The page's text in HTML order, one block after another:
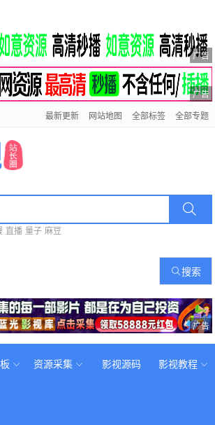
广告
广告
最新更新 网站地图 全部标签 全部专题
直播 量子 麻豆
搜索
广告
资源采集 影视源码 影视教程